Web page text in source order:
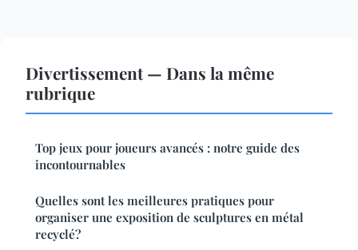
Divertissement — Dans la même
rubrique
Top jeux pour joueurs avancés : notre guide des
incontournables
Quelles sont les meilleures pratiques pour
organiser une exposition de sculptures en métal
recyclé?